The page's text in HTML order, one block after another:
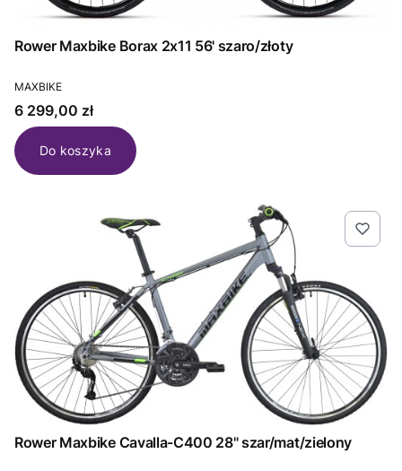
Rower Maxbike Borax 2x11 56' szaro/złoty
PRODUCENT
MAXBIKE
Cena
6 299,00 zł
Do koszyka
Rower Maxbike Cavalla-C400 28" szar/mat/zielony